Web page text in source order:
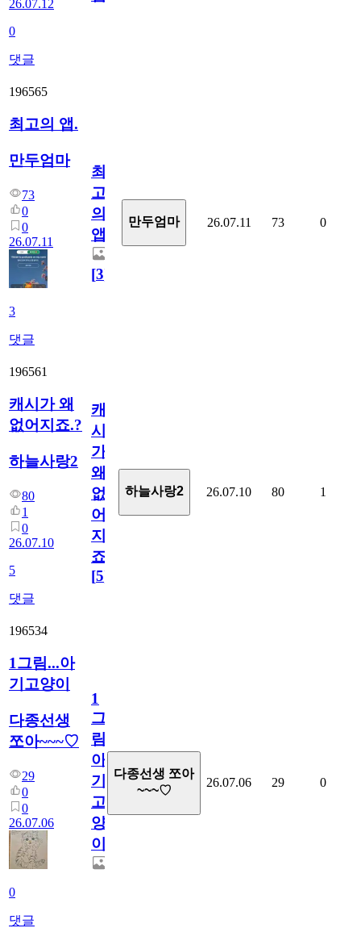
26.07.12
0
댓글
196565
최고의 앱.
만두엄마
73
0
0
26.07.11
3
댓글
최
고
의
앱.
[3]
만두엄마 26.07.11 73 0
196561
캐시가 왜
없어지죠.?
하늘사랑2
80
1
0
26.07.10
5
댓글
캐
시
가
왜
없
어
지
죠.?
[5]
하늘사랑2 26.07.10 80 1
196534
1그림...아
기고양이
다종선생
쪼아~~~♡
29
0
0
26.07.06
0
댓글
1
그
림...
아
기
고
양
이
다종선생 쪼아
~~~♡
26.07.06 29 0